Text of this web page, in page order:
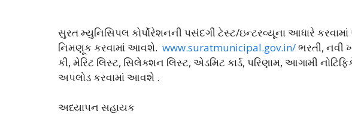
સુરત મ્યુનિસિપલ કોર્પોરેશનની પસંદગી ટેસ્ટ/ઇન્ટરવ્યૂના આધારે
નિમણૂક કરવામાં આવશે. www.suratmunicipal.gov.in/ભરતી, નવી
કી, મેરિટ લિસ્ટ, સિલેક્શન લિસ્ટ, એડમિટ કાર્ડ, પરિણામ, આગામી
અપલોડ કરવામાં આવશે .
અધ્યાપન સહાયક